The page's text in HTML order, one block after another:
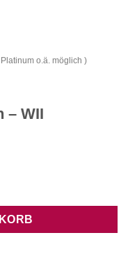
o.ä. möglich )
– WII